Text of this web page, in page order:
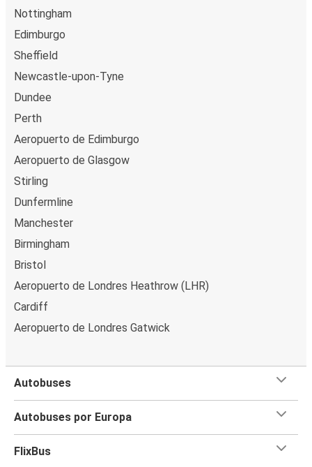
Nottingham
Edimburgo
Sheffield
Newcastle-upon-Tyne
Dundee
Perth
Aeropuerto de Edimburgo
Aeropuerto de Glasgow
Stirling
Dunfermline
Manchester
Birmingham
Bristol
Aeropuerto de Londres Heathrow (LHR)
Cardiff
Aeropuerto de Londres Gatwick
Autobuses
Autobuses por Europa
FlixBus